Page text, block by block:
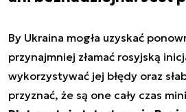
By Ukraina mogła uzyskać
przynajmniej złamać rosyjską
wykorzystywać jej błędy oraz
przyznać, że są one cały czas